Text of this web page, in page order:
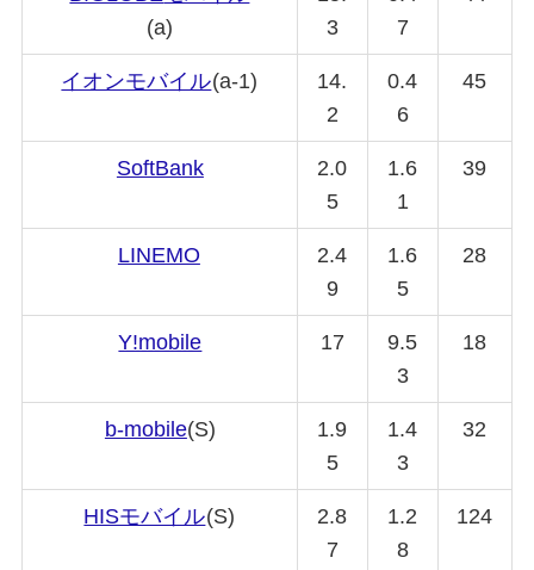
(a)
3
7
イオンモバイル(a-1)
14.
2
0.4
6
45
SoftBank
2.0
5
1.6
1
39
LINEMO
2.4
9
1.6
5
28
Y!mobile 17
9.5
3
18
b-mobile(S)
1.9
5
1.4
3
32
HISモバイル(S)
2.8
7
1.2
8
124